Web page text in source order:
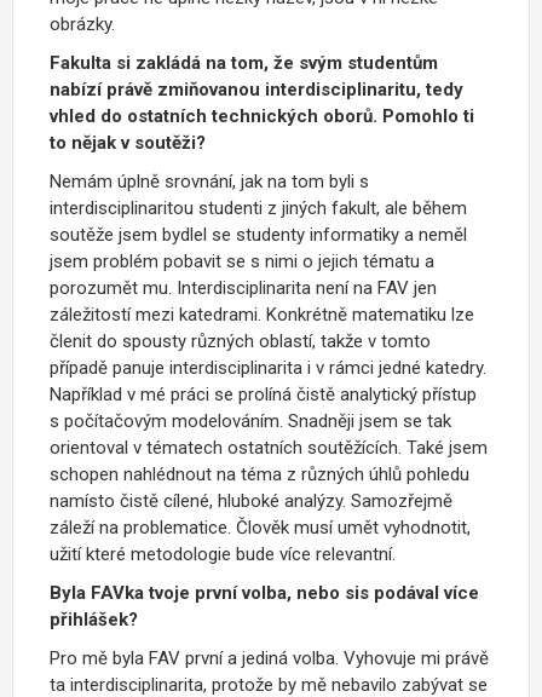
obrázky.
Fakulta si zakládá na tom, že svým studentům
nabízí právě zmiňovanou interdisciplinaritu, tedy
vhled do ostatních technických oborů. Pomohlo ti
to nějak v soutěži?
Nemám úplně srovnání, jak na tom byli s
interdisciplinaritou studenti z jiných fakult, ale během
soutěže jsem bydlel se studenty informatiky a neměl
jsem problém pobavit se s nimi o jejich tématu a
porozumět mu. Interdisciplinarita není na FAV jen
záležitostí mezi katedrami. Konkrétně matematiku lze
členit do spousty různých oblastí, takže v tomto
případě panuje interdisciplinarita i v rámci jedné katedry.
Například v mé práci se prolíná čistě analytický přístup
s počítačovým modelováním. Snadněji jsem se tak
orientoval v tématech ostatních soutěžících. Také jsem
schopen nahlédnout na téma z různých úhlů pohledu
namísto čistě cílené, hluboké analýzy. Samozřejmě
záleží na problematice. Člověk musí umět vyhodnotit,
užití které metodologie bude více relevantní.
Byla FAVka tvoje první volba, nebo sis podával více
přihlášek?
Pro mě byla FAV první a jediná volba. Vyhovuje mi právě
ta interdisciplinarita, protože by mě nebavilo zabývat se